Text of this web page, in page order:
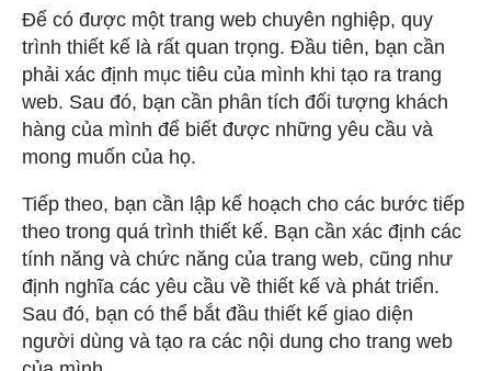
Để có được một trang web chuyên nghiệp, quy
trình thiết kế là rất quan trọng. Đầu tiên, bạn cần
phải xác định mục tiêu của mình khi tạo ra trang
web. Sau đó, bạn cần phân tích đối tượng khách
hàng của mình để biết được những yêu cầu và
mong muốn của họ.
Tiếp theo, bạn cần lập kế hoạch cho các bước tiếp
theo trong quá trình thiết kế. Bạn cần xác định các
tính năng và chức năng của trang web, cũng như
định nghĩa các yêu cầu về thiết kế và phát triển.
Sau đó, bạn có thể bắt đầu thiết kế giao diện
người dùng và tạo ra các nội dung cho trang web